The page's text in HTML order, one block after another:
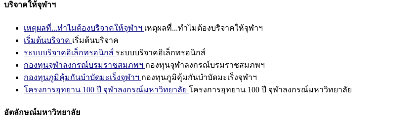
บริจาคให้จุฬาฯ
เหตุผลที่...ทำไมต้องบริจาคให้จุฬาฯ เหตุผลที่...ทำไมต้องบริจาคให้จุฬาฯ
เริ่มต้นบริจาค เริ่มต้นบริจาค
ระบบบริจาคอิเล็กทรอนิกส์ ระบบบริจาคอิเล็กทรอนิกส์
กองทุนจุฬาลงกรณ์บรมราชสมภพฯ กองทุนจุฬาลงกรณ์บรมราชสมภพฯ
กองทุนภูมิคุ้มกันบำบัดมะเร็งจุฬาฯ กองทุนภูมิคุ้มกันบำบัดมะเร็งจุฬาฯ
โครงการอุทยาน 100 ปี จุฬาลงกรณ์มหาวิทยาลัย โครงการอุทยาน 100 ปี จุฬาลงกรณ์มหาวิทยาลัย
อัตลักษณ์มหาวิทยาลัย